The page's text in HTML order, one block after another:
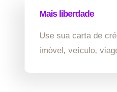
Mais liberdade
Use sua carta de
imóvel, veículo,